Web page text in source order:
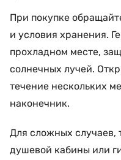
При покупке
и условия хранения.
прохладном месте,
солнечных лучей.
течение нескольких
наконечник.
Для сложных случаев,
душевой кабины или